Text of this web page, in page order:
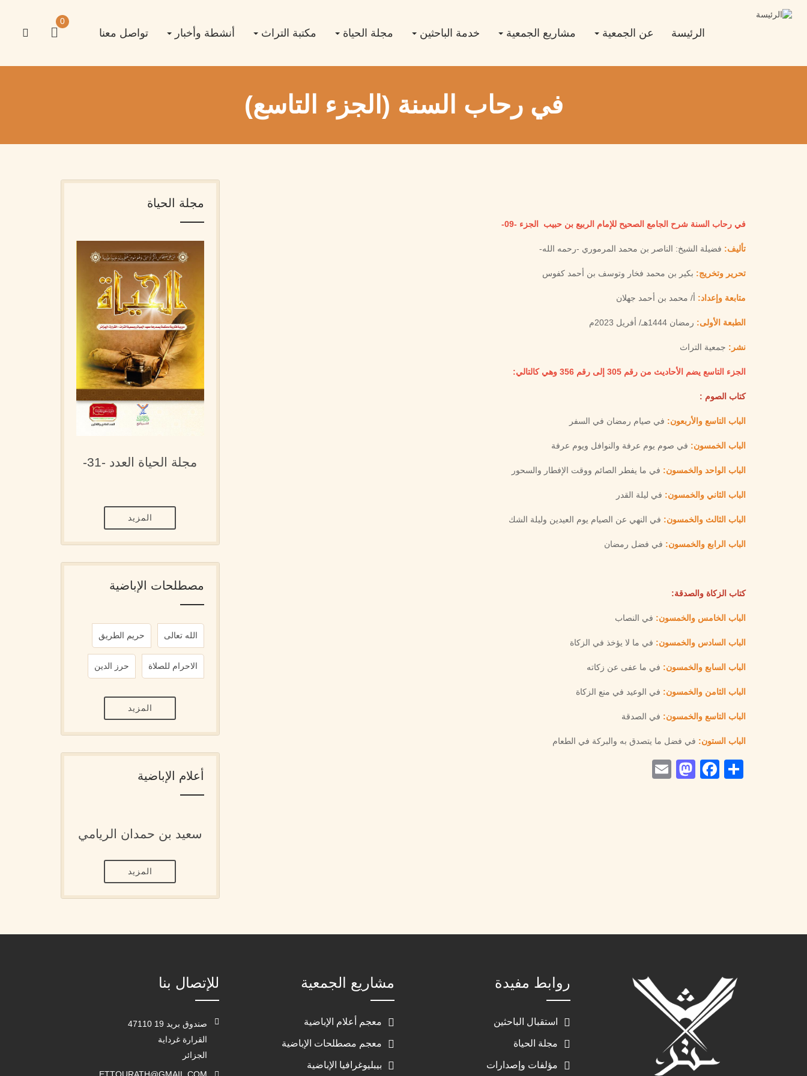
navigation
الرئيسة عن الجمعية مشاريع الجمعية خدمة الباحثين مجلة الحياة مكتبة التراث أنشطة وأخبار تواصل معنا
0
في رحاب السنة (الجزء التاسع)
في رحاب السنة شرح الجامع الصحيح للإمام الربيع بن حبيب الجزء -09-
تأليف: فضيلة الشيخ: الناصر بن محمد المرموري -رحمه الله-
تحرير وتخريج: بكير بن محمد فخار وتوسف بن أحمد كفوس
متابعة وإعداد: أ/ محمد بن أحمد جهلان
الطبعة الأولى: رمضان 1444هـ/ أفريل 2023م
نشر: جمعية التراث
الجزء التاسع يضم الأحاديث من رقم 305 إلى رقم 356 وهي كالتالي:
كتاب الصوم :
الباب التاسع والأربعون: في صيام رمضان في السفر
الباب الخمسون: في صوم يوم عرفة والنوافل ويوم عرفة
الباب الواحد والخمسون: في ما يفطر الصائم ووقت الإفطار والسحور
الباب الثاني والخمسون: في ليلة القدر
الباب الثالث والخمسون: في النهي عن الصيام يوم العيدين وليلة الشك
الباب الرابع والخمسون: في فضل رمضان
كتاب الزكاة والصدقة:
الباب الخامس والخمسون: في النصاب
الباب السادس والخمسون: في ما لا يؤخذ في الزكاة
الباب السابع والخمسون: في ما عفى عن زكاته
الباب الثامن والخمسون: في الوعيد في منع الزكاة
الباب التاسع والخمسون: في الصدقة
الباب الستون: في فضل ما يتصدق به والبركة في الطعام
Share
Facebook
Mastodon
مجلة الحياة
مجلة الحياة العدد -31-
المزيد
مصطلحات الإباضية
الله تعالى حريم الطريق
الاحرام للصلاة حرز الدين
المزيد
أعلام الإباضية
سعيد بن حمدان الريامي
المزيد
روابط مفيدة
استقبال الباحثين
مجلة الحياة
مؤلفات وإصدارات
مشاريع الجمعية
معجم أعلام الإباضية
معجم مصطلحات الإباضية
بيبليوغرافيا الإباضية
للإتصال بنا
صندوق بريد 19 47110
القرارة غرداية
الجزائر